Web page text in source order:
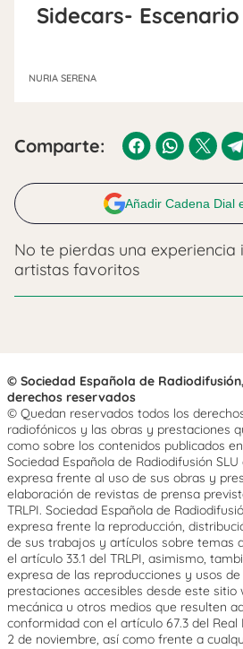
Sidecars-
NURIA SERENA
Comparte:
Añadir Cadena Dial
No te pierdas una
artistas favoritos
© Sociedad Española de
derechos reservados
© Quedan reservados todos los
radiofónicos y las obras y prestaciones
como sobre los contenidos publicados
Sociedad Española de Radiodifusión
expresa frente al uso de sus obras y
elaboración de revistas de prensa
TRLPI. Sociedad Española de
expresa frente la reproducción,
de sus trabajos y artículos sobre temas
el artículo 33.1 del TRLPI, asimismo,
expresa de las reproducciones y usos
prestaciones accesibles desde este
mecánica u otros medios que resulten
conformidad con el artículo 67.3 del
2 de noviembre, así como frente a